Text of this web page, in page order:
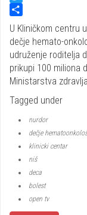
Twitter
Share
U Kliničkom centru
dečje hemato-
udruženje roditelja
prikupi 100 miliona
Ministarstva
Tagged under
nurdor
dečje
klinicki centar
niš
deca
bolest
open tv